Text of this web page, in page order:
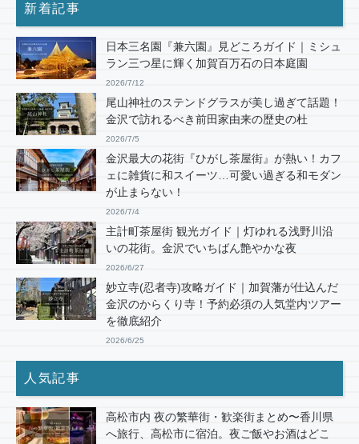
新着記事
日本三名園『兼六園』見どころガイド｜ミシュ
ラン三つ星に輝く加賀百万石の日本庭園
2026/7/12
尾山神社のステンドグラスが美し過ぎて話題！
金沢で訪れるべき前田家由来の歴史の杜
2026/7/5
金沢最大の花街『ひがし茶屋街』が熱い！カフ
ェに雑貨に和スイーツ…可愛い過ぎる和モダン
が止まらない！
2026/7/4
主計町茶屋街 観光ガイド｜灯ゆれる浅野川沿
いの花街。金沢でいちばん艶やかな夜
2026/6/27
妙立寺(忍者寺)攻略ガイド｜加賀藩が仕込んだ
金沢のからくり寺！予約必須の人気堂内ツアー
を徹底紹介
2026/6/25
人気記事
高松市内 夜の繁華街・歓楽街まとめ〜香川県
へ旅行、高松市に宿泊。夜ご飯やお酒はどこ